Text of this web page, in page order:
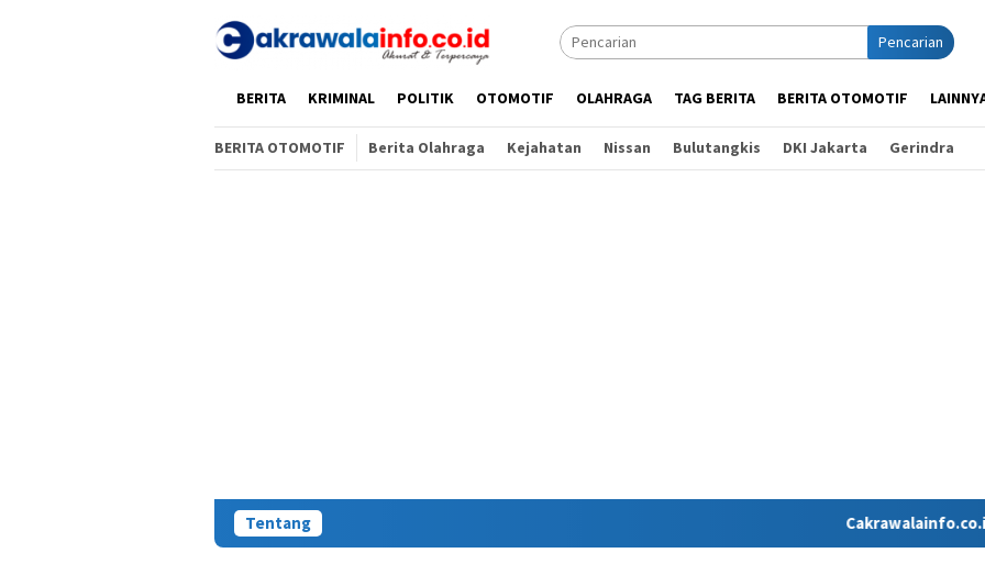
Pencarian
HOMEBERITA KRIMINAL POLITIK OTOMOTIF OLAHRAGA TAG BERITA BERITA OTOMOTIF
BERITA OTOMOTIF Berita Olahraga Kejahatan Nissan Bulutangkis DKI Jakarta Gerindra
Tentang Cakrawalainfo.co.id hadir